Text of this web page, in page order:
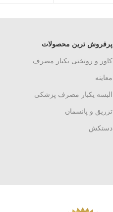
پرفروش ترین محصولات
کاور و روتختی یکبار مصرف
معاینه
البسه یکبار مصرف پزشکی
تزریق و پانسمان
دستکش